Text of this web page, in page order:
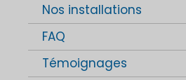
Nos installations
FAQ
Témoignages